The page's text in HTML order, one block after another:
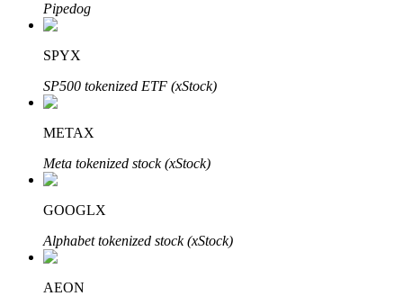
เรียนรู้ Staking
เรียนรู้เกี่ยวกับการสร้างรายได้แบบพาสซีฟ
Bitrue AI
พันธมิตร Bitrue
Pipedog
SPYX
SP500 tokenized ETF (xStock)
METAX
Meta tokenized stock (xStock)
GOOGLX
Alphabet tokenized stock (xStock)
AEON